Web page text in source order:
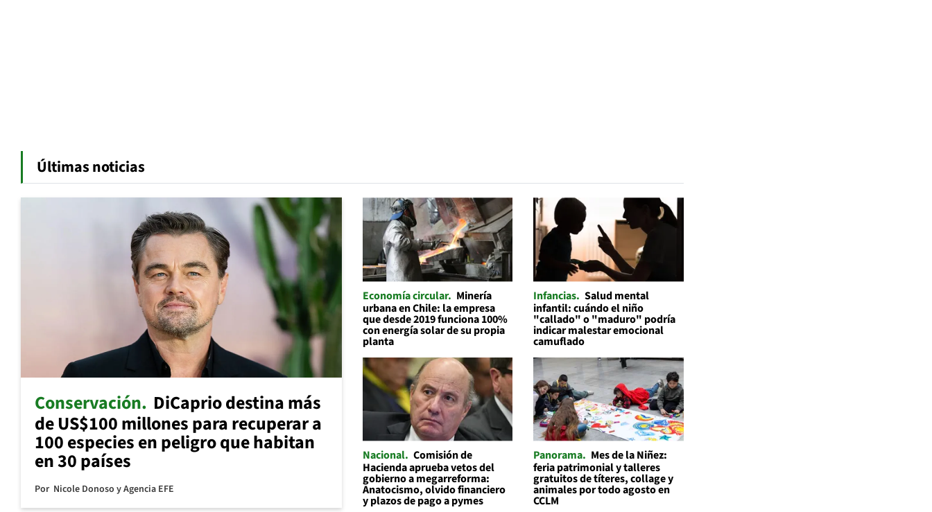
Últimas noticias
Conservación DiCaprio destina más
de US$100 millones para recuperar a
100 especies en peligro que habitan
en 30 países
Por Nicole Donoso y Agencia EFE
Economía circular
Minería
urbana en Chile: la empresa
que desde 2019 funciona 100%
con energía solar de su propia
planta
Infancias Salud mental
infantil: cuándo el niño
"callado" o "maduro" podría
indicar malestar emocional
camuflado
Nacional Comisión de
Hacienda aprueba vetos del
gobierno a megarreforma:
Anatocismo, olvido financiero
y plazos de pago a pymes
Panorama Mes de la Niñez:
feria patrimonial y talleres
gratuitos de títeres, collage y
animales por todo agosto en
CCLM